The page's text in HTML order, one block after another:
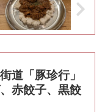
道「豚珍行」
赤餃子、黒餃